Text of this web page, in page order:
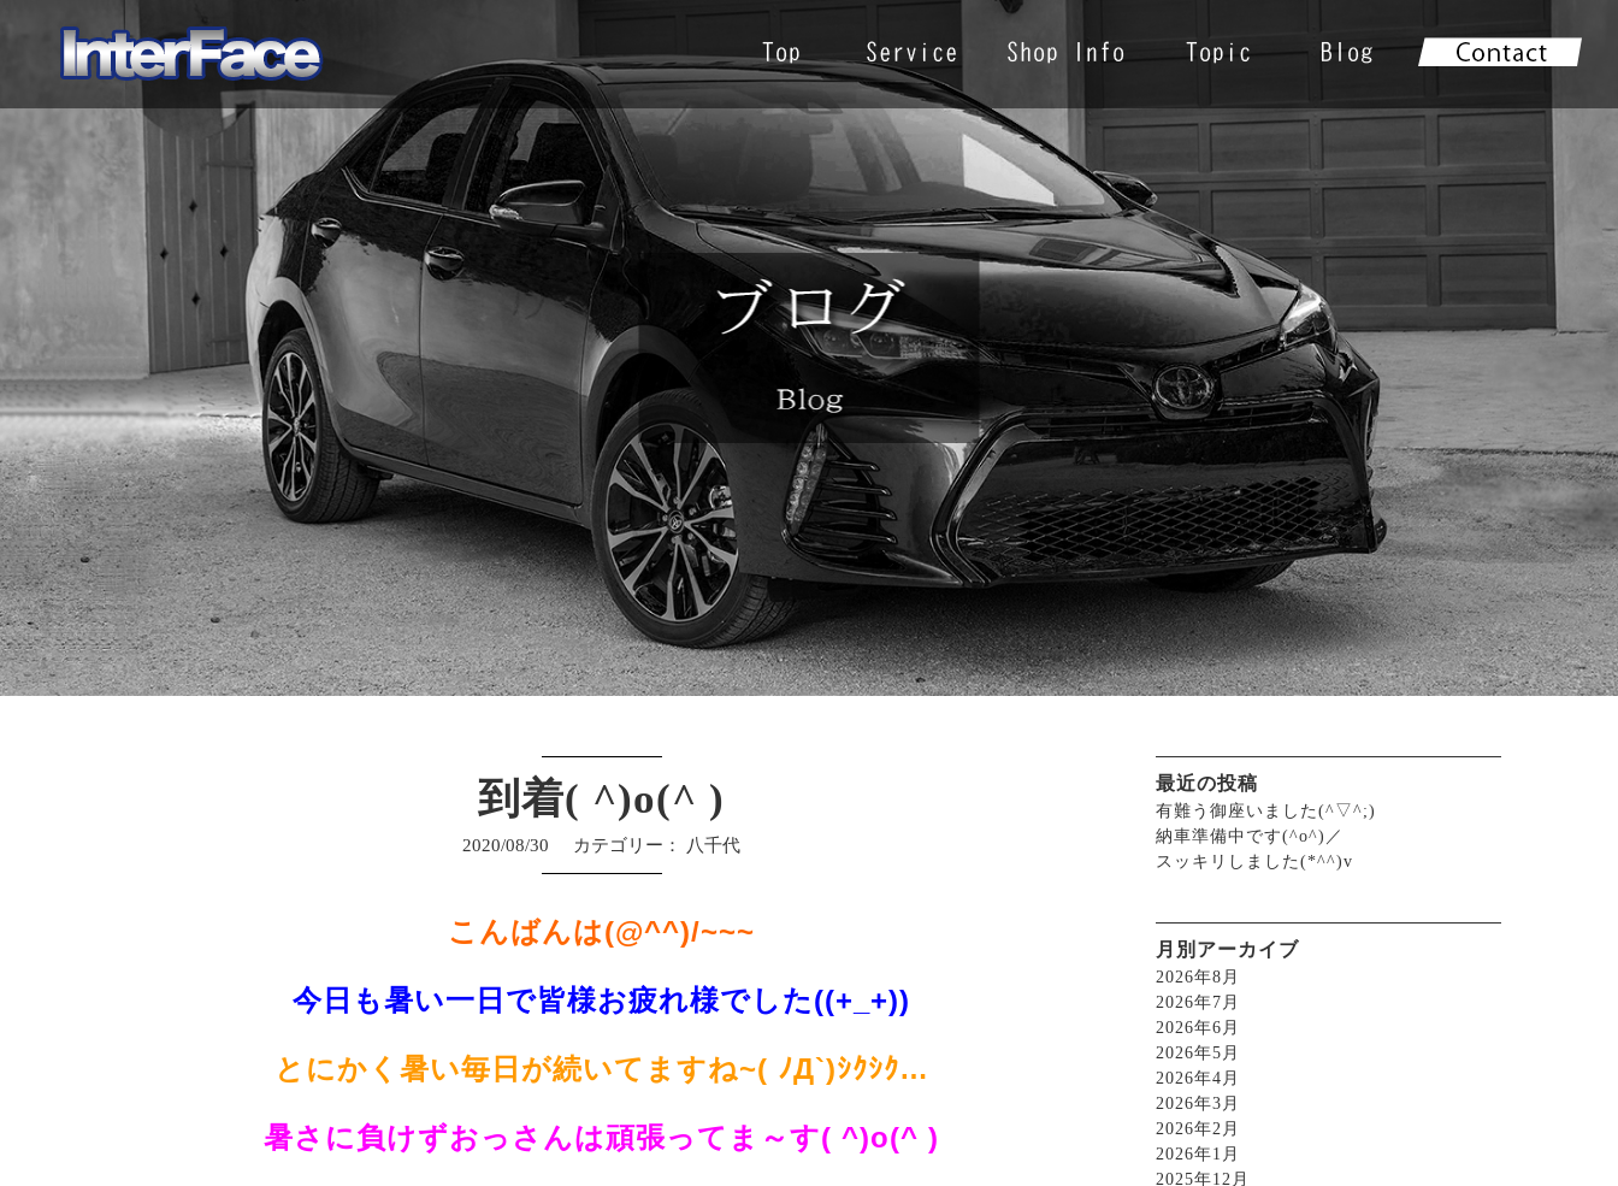
最近の投稿
有難う御座いました(^▽^;)
納車準備中です(^o^)／
スッキリしました(*^^)v
月別アーカイブ
2026年8月
2026年7月
2026年6月
2026年5月
2026年4月
2026年3月
2026年2月
2026年1月
2025年12月
到着( ^)o(^ )
2020/08/30 カテゴリー： 八千代
こんばんは(@^^)/~~~
今日も暑い一日で皆様お疲れ様でした((+_+))
とにかく暑い毎日が続いてますね~( ﾉД`)ｼｸｼｸ…
暑さに負けずおっさんは頑張ってま～す( ^)o(^ )